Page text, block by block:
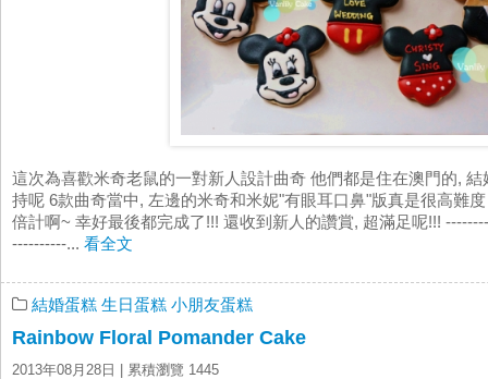
這次為喜歡米奇老鼠的一對新人設計曲奇 他們都是住在澳門的,
持呢 6款曲奇當中, 左邊的米奇和米妮"有眼耳口鼻"版真是很高難
倍計啊~ 幸好最後都完成了!!! 還收到新人的讚賞, 超滿足呢!!!
----------... 看全文
結婚蛋糕 生日蛋糕 小朋友蛋糕
Rainbow Floral Pomander Cake
2013年08月28日 | 累積瀏覽 1445